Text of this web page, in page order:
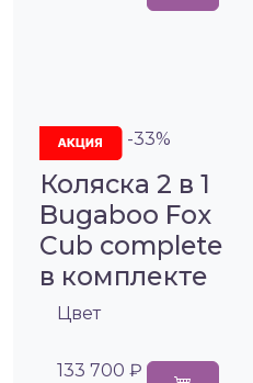
-33%
Коляска 2 в 1
Bugaboo Fox
Cub complete
в комплекте
Цвет
133 700 ₽